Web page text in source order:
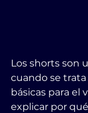
Los shorts son
cuando se
básicas para el
explicar por